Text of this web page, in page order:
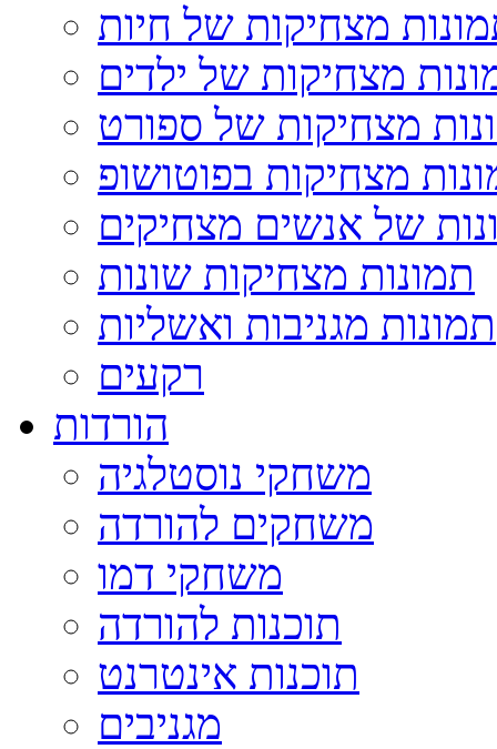
מצחיקות של חיות
מצחיקות של ילדים
מצחיקות של ספורט
מצחיקות בפוטושופ
של אנשים מצחיקים
תמונות מצחיקות שונות
תמונות מגניבות ואשליות
רקעים
הורדות
משחקי נוסטלגיה
משחקים להורדה
משחקי דמו
תוכנות להורדה
תוכנות אינטרנט
מגניבים